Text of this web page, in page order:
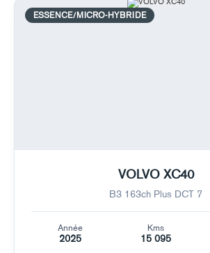
ESSENCE/MICRO-HYBRIDE
VOLVO XC40
B3 163ch Plus DCT 7
Année
2025
Kms
15 095